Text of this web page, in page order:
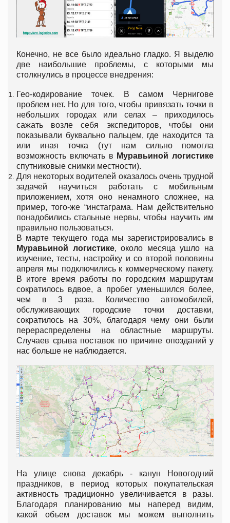
Конечно, не все было идеально гладко. Я выделю
две наибольшие проблемы, с которыми мы
столкнулись в процессе внедрения:
Гео-кодирование точек. В самом Чернигове
проблем нет. Но для того, чтобы привязать точки в
небольших городах или селах – приходилось
сажать возле себя экспедиторов, чтобы они
показывали буквально пальцем, где находится та
или иная точка (тут нам сильно помогла
возможность включать в Муравьиной логистике
спутниковые снимки местности).
Для некоторых водителей оказалось очень трудной
задачей научиться работать с мобильным
приложением, хотя оно ненамного сложнее, на
пример, того-же “инстаграма. Нам действительно
понадобились стальные нервы, чтобы научить им
правильно пользоваться.
В марте текущего года мы зарегистрировались в
Муравьиной логистике, около месяца ушло на
изучение, тесты, настройку и со второй половины
апреля мы подключились к коммерческому пакету.
В итоге время работы по городским маршрутам
сократилось вдвое, а пробег уменьшился более,
чем в 3 раза. Количество автомобилей,
обслуживающих городские точки доставки,
сократилось на 30%, благодаря чему они были
перераспределены на областные маршруты.
Случаев срыва поставок по причине опозданий у
нас больше не наблюдается.
На улице снова декабрь - канун Новогодний
праздников, в период которых покупательская
активность традиционно увеличивается в разы.
Благодаря планированию мы наперед видим,
какой объем доставок мы можем выполнить